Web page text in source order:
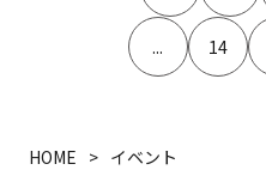
... 14
HOME イベント